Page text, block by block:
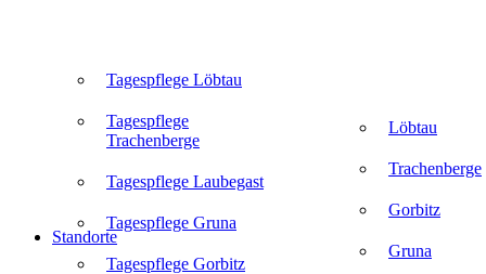
Tagespflege Löbtau
Tagespflege
Trachenberge
Tagespflege Laubegast
Tagespflege Gruna
Tagespflege Gorbitz
Löbtau
Trachenberge
Gorbitz
Gruna
Standorte